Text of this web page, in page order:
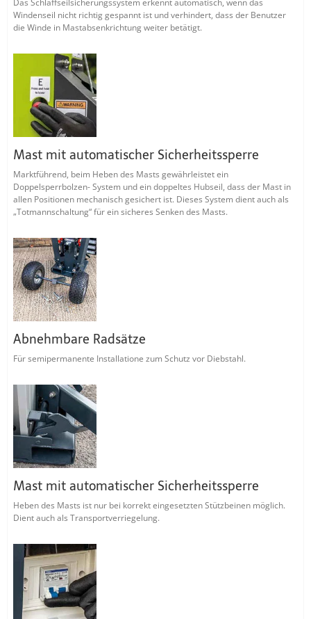
Das Schlaffseilsicherungssystem erkennt automatisch, wenn das
Windenseil nicht richtig gespannt ist und verhindert, dass der Benutzer
die Winde in Mastabsenkrichtung weiter betätigt.
Mast mit automatischer Sicherheitssperre
Marktführend, beim Heben des Masts gewährleistet ein
Doppelsperrbolzen- System und ein doppeltes Hubseil, dass der Mast in
allen Positionen mechanisch gesichert ist. Dieses System dient auch als
„Totmannschaltung“ für ein sicheres Senken des Masts.
Abnehmbare Radsätze
Für semipermanente Installatione zum Schutz vor Diebstahl.
Mast mit automatischer Sicherheitssperre
Heben des Masts ist nur bei korrekt eingesetzten Stützbeinen möglich.
Dient auch als Transportverriegelung.